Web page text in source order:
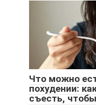
Что можно
похудении:
съесть,